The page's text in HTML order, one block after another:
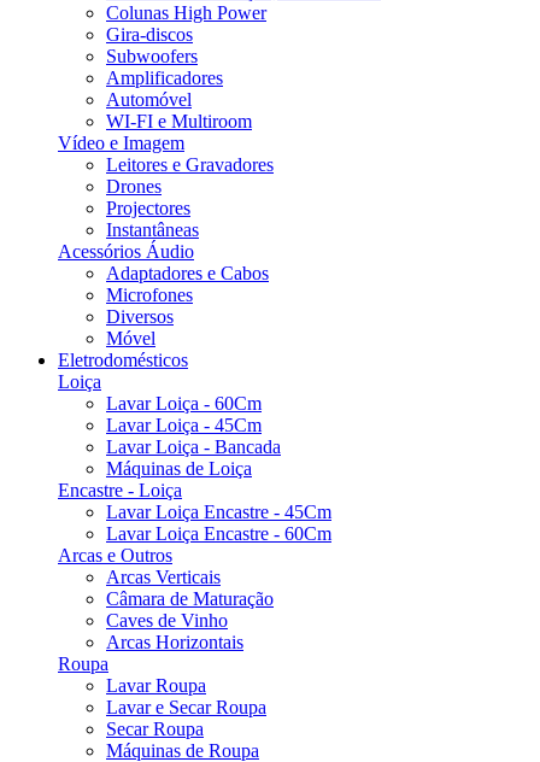
Colunas High Power
Gira-discos
Subwoofers
Amplificadores
Automóvel
WI-FI e Multiroom
Vídeo e Imagem
Leitores e Gravadores
Drones
Projectores
Instantâneas
Acessórios Áudio
Adaptadores e Cabos
Microfones
Diversos
Móvel
Eletrodomésticos
Loiça
Lavar Loiça - 60Cm
Lavar Loiça - 45Cm
Lavar Loiça - Bancada
Máquinas de Loiça
Encastre - Loiça
Lavar Loiça Encastre - 45Cm
Lavar Loiça Encastre - 60Cm
Arcas e Outros
Arcas Verticais
Câmara de Maturação
Caves de Vinho
Arcas Horizontais
Roupa
Lavar Roupa
Lavar e Secar Roupa
Secar Roupa
Máquinas de Roupa